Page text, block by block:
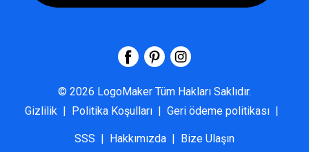
© 2026 LogoMaker Tüm Hakları Saklıdır.
Gizlilik | Politika Koşulları | Geri ödeme politikası |
SSS | Hakkımızda | Bize Ulaşın